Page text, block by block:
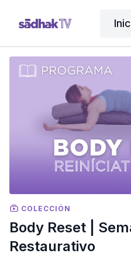
COLECCIÓN
Body Reset |
Restaurativo